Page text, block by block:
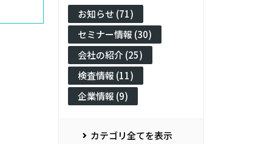
お知らせ (71)
セミナー情報 (30)
会社の紹介 (25)
検査情報 (11)
企業情報 (9)
カテゴリ全てを表示